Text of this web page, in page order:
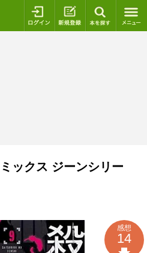
ログイン 新規登録
ックス ジーンシリー
感想
14